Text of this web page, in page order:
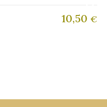
10,50 €